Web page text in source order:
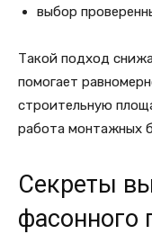
выбор
Такой подход
помогает
строительную
работа монтажных
Секреты
фасонного